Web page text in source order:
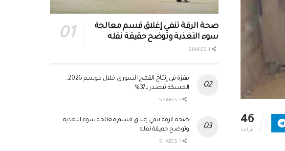
46
قراءة
صحة الرقة تنفي إغلاق قسم معالجة
سوء التغذية وتوضح حقيقة نقله
قفزة في إنتاج القمح السوري خلال موسم 2026..
الحسكة تتصدر بـ37%
صحة الرقة تنفي إغلاق قسم معالجة سوء التغذية
وتوضح حقيقة نقله